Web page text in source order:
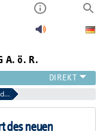
A. ö. R.
Mitteldeutschland bekommt Standort des neuen Zentrums für Psychische Gesundheit
des neuen